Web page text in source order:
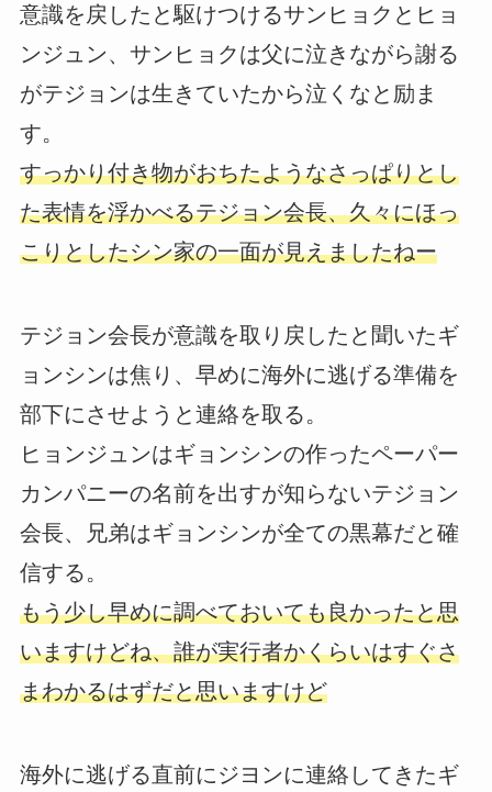
意識を戻したと駆けつけるサンヒョクとヒョ
ンジュン、サンヒョクは父に泣きながら謝る
がテジョンは生きていたから泣くなと励ま
す。
すっかり付き物がおちたようなさっぱりとし
た表情を浮かべるテジョン会長、久々にほっ
こりとしたシン家の一面が見えましたねー
テジョン会長が意識を取り戻したと聞いたギ
ョンシンは焦り、早めに海外に逃げる準備を
部下にさせようと連絡を取る。
ヒョンジュンはギョンシンの作ったペーパー
カンパニーの名前を出すが知らないテジョン
会長、兄弟はギョンシンが全ての黒幕だと確
信する。
もう少し早めに調べておいても良かったと思
いますけどね、誰が実行者かくらいはすぐさ
まわかるはずだと思いますけど
海外に逃げる直前にジヨンに連絡してきたギ